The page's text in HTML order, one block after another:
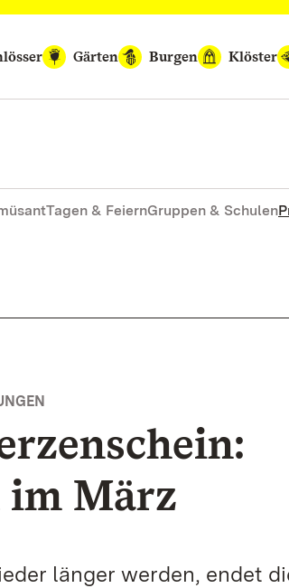
Gärten Burgen Klöster
Tagen & FeiernGruppen & Schulen
März
länger werden, endet